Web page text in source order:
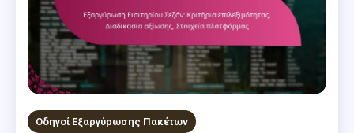
Οδηγοί Εξαργύρωσης Πακέτων